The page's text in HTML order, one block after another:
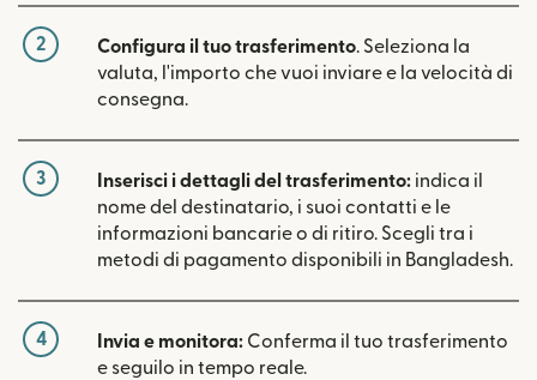
2 Configura il tuo trasferimento. Seleziona la
valuta, l'importo che vuoi inviare e la velocità di
consegna.
3 Inserisci i dettagli del trasferimento: indica il
nome del destinatario, i suoi contatti e le
informazioni bancarie o di ritiro. Scegli tra i
metodi di pagamento disponibili in Bangladesh.
4 Invia e monitora: Conferma il tuo trasferimento
e seguilo in tempo reale.